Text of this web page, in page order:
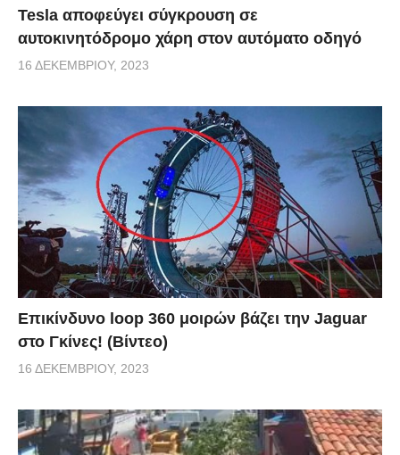
Tesla αποφεύγει σύγκρουση σε
αυτοκινητόδρομο χάρη στον αυτόματο οδηγό
16 ΔΕΚΕΜΒΡΊΟΥ, 2023
Επικίνδυνο loop 360 μοιρών βάζει την Jaguar
στο Γκίνες! (Βίντεο)
16 ΔΕΚΕΜΒΡΊΟΥ, 2023